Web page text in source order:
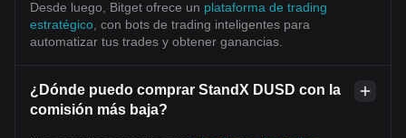
Desde luego, Bitget ofrece un plataforma de trading
estratégico , con bots de trading inteligentes para
automatizar tus trades y obtener ganancias.
¿Dónde puedo comprar StandX DUSD con la
comisión más baja?